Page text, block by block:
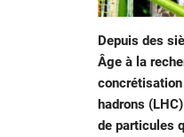
Depuis des
Âge à la
concrétisation
hadrons
de particules